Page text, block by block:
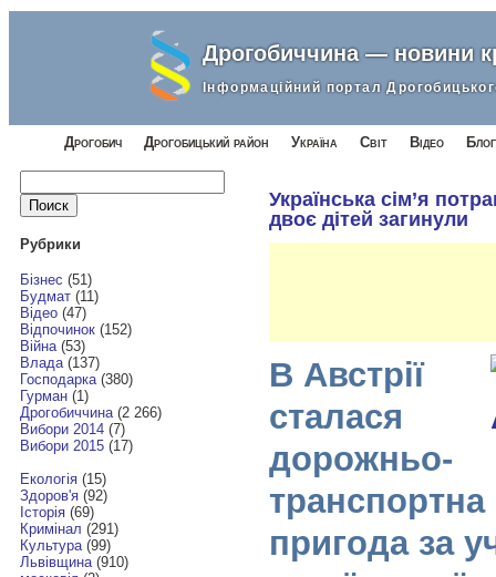
Дрогобиччина — новини
Інформаційний портал
Дрогобич Дрогобицький район Україна Світ Відео
Найти:
Рубрики
Бізнес (51)
Будмат(11)
Відео(47)
Відпочинок(152)
Війна(53)
Влада(137)
Господарка(380)
Гурман(1)
Дрогобиччина(2 266)
Вибори 2014(7)
Вибори 2015(17)
Екологія(15)
Здоров'я(92)
Історія(69)
Кримінал (291)
Культура(99)
Львівщина(910)
Українська сім’я
двоє дітей загинули
В Австрії
сталася
дорожньо-
транспортна
пригода за